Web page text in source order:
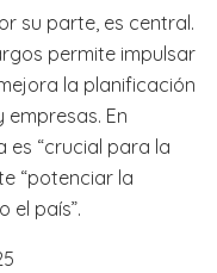
su parte, es central.
permite impulsar
la planificación
En
es “crucial para la
“potenciar la
el país”.